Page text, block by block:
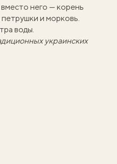
него — корень
и морковь.
воды.
украинских